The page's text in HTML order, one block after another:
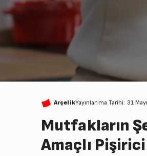
ArçelikYayınlanma Tarihi: 31
Mutfakların
Amaçlı